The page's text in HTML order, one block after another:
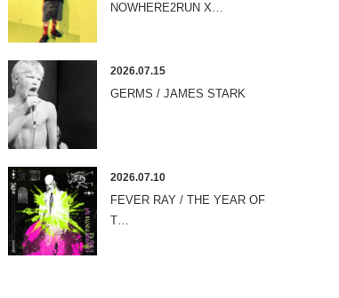
NOWHERE2RUN X…
2026.07.15
GERMS / JAMES STARK
2026.07.10
FEVER RAY / THE YEAR OF
T…